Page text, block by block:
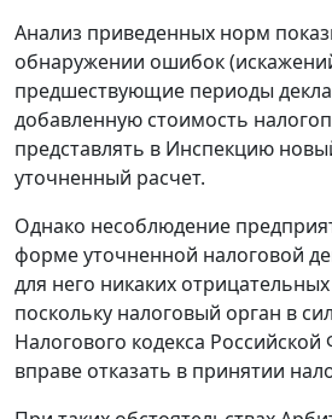
Анализ приведенных норм
обнаружении ошибок
предшествующие периоды
добавленную стоимость
представлять в Инспекцию
уточненный расчет.
Однако несоблюдение
форме уточненной налоговой
для него никаких
поскольку налоговый орган в
Налогового кодекса
вправе отказать в принятии